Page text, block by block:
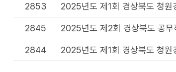
2853 2025년도 제1회 경상북도 청원
2845 2025년도 제2회 경상북도 공무
2844 2025년도 제1회 경상북도 청원